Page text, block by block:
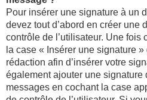
Pour insérer une signature à un
devez tout d’abord en créer une
contrôle de l’utilisateur. Une fois
la case « Insérer une signature
rédaction afin d’insérer votre
également ajouter une signature
messages en cochant la case